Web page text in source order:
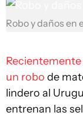
Robo y daños en
un robo de
lindero al
entrenan las